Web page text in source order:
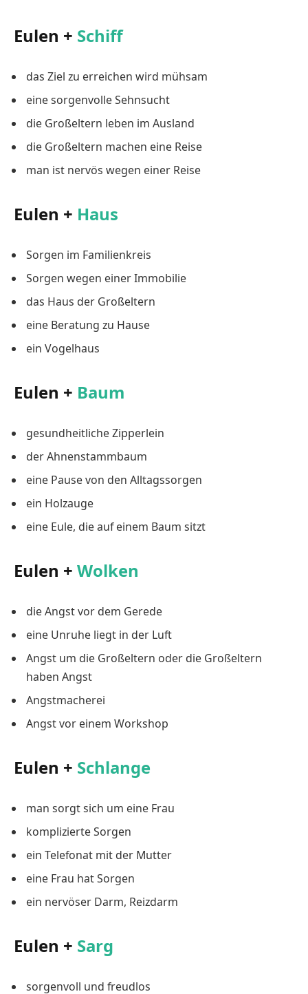
Eulen + Schiff
das Ziel zu erreichen wird mühsam
eine sorgenvolle Sehnsucht
die Großeltern leben im Ausland
die Großeltern machen eine Reise
man ist nervös wegen einer Reise
Eulen + Haus
Sorgen im Familienkreis
Sorgen wegen einer Immobilie
das Haus der Großeltern
eine Beratung zu Hause
ein Vogelhaus
Eulen + Baum
gesundheitliche Zipperlein
der Ahnenstammbaum
eine Pause von den Alltagssorgen
ein Holzauge
eine Eule, die auf einem Baum sitzt
Eulen + Wolken
die Angst vor dem Gerede
eine Unruhe liegt in der Luft
Angst um die Großeltern oder die Großeltern
haben Angst
Angstmacherei
Angst vor einem Workshop
Eulen + Schlange
man sorgt sich um eine Frau
komplizierte Sorgen
ein Telefonat mit der Mutter
eine Frau hat Sorgen
ein nervöser Darm, Reizdarm
Eulen + Sarg
sorgenvoll und freudlos